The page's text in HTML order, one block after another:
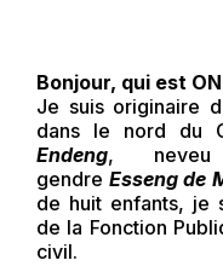
Bonjour, qui est
Je suis originaire
dans le nord du
Endeng,
gendre Esseng de
de huit enfants, je
de la Fonction
civil.